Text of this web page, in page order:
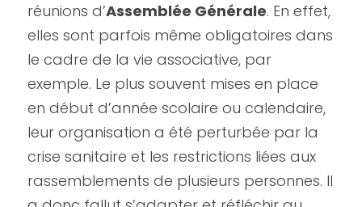
réunions d’Assemblée Générale. En effet,
elles sont parfois même obligatoires dans
le cadre de la vie associative, par
exemple. Le plus souvent mises en place
en début d’année scolaire ou calendaire,
leur organisation a été perturbée par la
crise sanitaire et les restrictions liées aux
rassemblements de plusieurs personnes. Il